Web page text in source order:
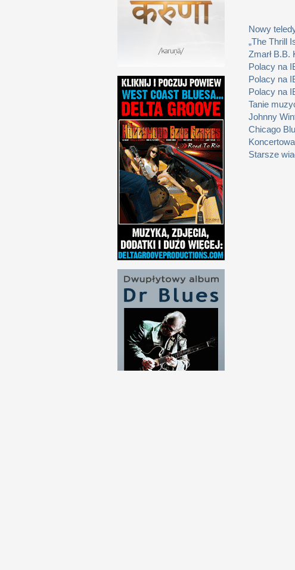
Nowy
„The Thrill
Zmarł B.B.
Polacy na
Polacy na
Polacy na
Tanie
Johnny
Chicago
Starsze